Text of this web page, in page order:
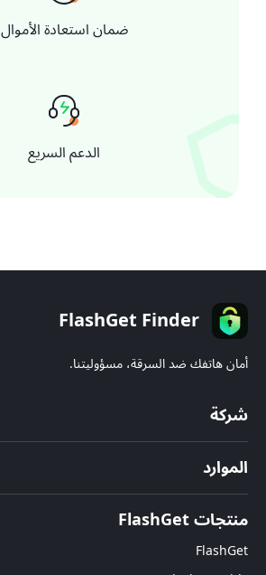
ضمان استعادة الأموال
الدعم السريع
FlashGet Finder
أمان هاتفك ضد السرقة، مسؤوليتنا.
شركة
شروط الخدمة
اتفاقية ترخيص المستخدم النهائي
سياسة DMCA
سياسة الخصوصية
الموارد
مركز المساعدة
تحميل
منتجات FlashGet
FlashGet